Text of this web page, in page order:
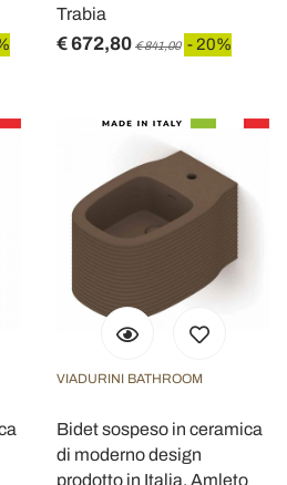
Trabia
€ 672,80 € 841,00 - 20%
VIADURINI BATHROOM
Bidet sospeso in ceramica
di moderno design
prodotto in Italia, Amleto